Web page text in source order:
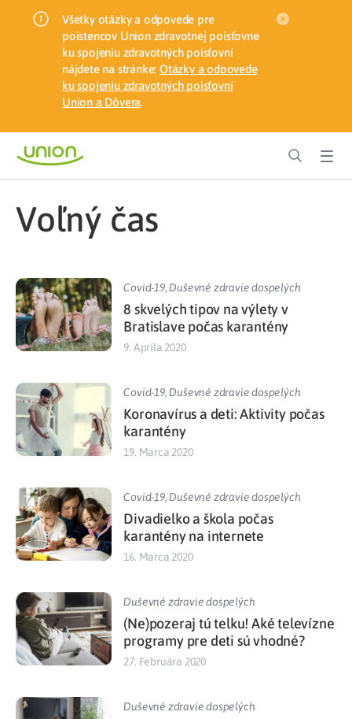
Všetky otázky a odpovede pre
poistencov Union zdravotnej poisťovne
ku spojeniu zdravotných poisťovní
nájdete na stránke: Otázky a odpovede
ku spojeniu zdravotných poisťovní
Union a Dôvera.
Voľný čas
Covid-19,Duševné zdravie dospelých
8 skvelých tipov na výlety v
Bratislave počas karantény
9. Apríla 2020
Covid-19,Duševné zdravie dospelých
Koronavírus a deti: Aktivity počas
karantény
19. Marca 2020
Covid-19,Duševné zdravie dospelých
Divadielko a škola počas
karantény na internete
16. Marca 2020
Duševné zdravie dospelých
(Ne)pozeraj tú telku! Aké televízne
programy pre deti sú vhodné?
27. Februára 2020
Duševné zdravie dospelých